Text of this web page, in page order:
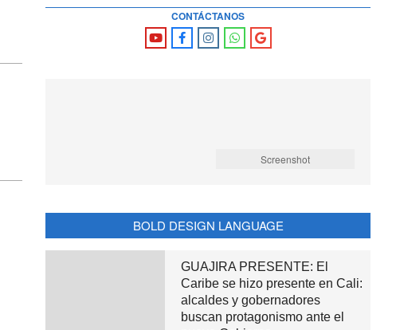
CONTÁCTANOS
Screenshot
BOLD DESIGN LANGUAGE
GUAJIRA PRESENTE: El
Caribe se hizo presente en Cali:
alcaldes y gobernadores
buscan protagonismo ante el